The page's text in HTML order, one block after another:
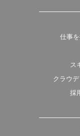
仕事
ス
クラウ
採